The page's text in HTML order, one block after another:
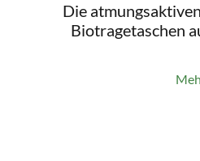
Die
Biotragetaschen